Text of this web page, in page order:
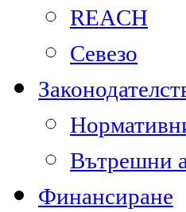
REACH
Севезо
Вътрешни
Финансиране